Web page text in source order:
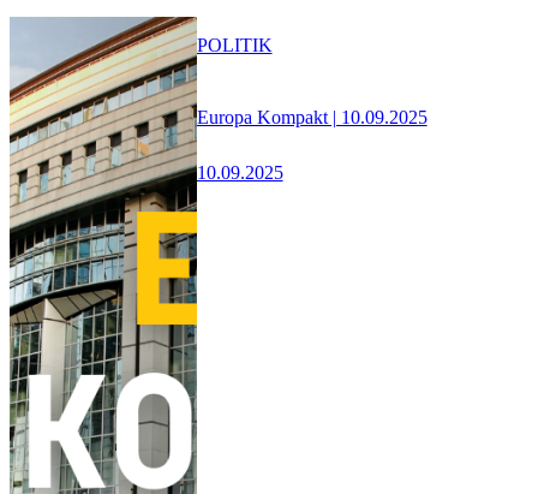
Europa Kompakt | 10.09.2025
10.09.2025
POLITIK